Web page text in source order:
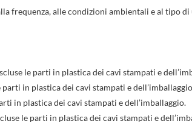
frequenza, alle condizioni ambientali e al tipo
le parti in plastica dei cavi stampati e
in plastica dei cavi stampati e
in plastica dei cavi stampati e dell’imballaggio.
le parti in plastica dei cavi stampati e